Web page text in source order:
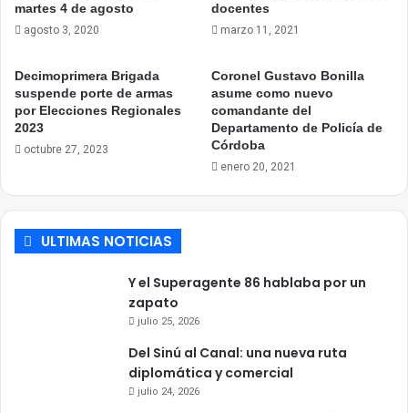
martes 4 de agosto
agosto 3, 2020
docentes
marzo 11, 2021
Decimoprimera Brigada
suspende porte de armas
por Elecciones Regionales
2023
octubre 27, 2023
Coronel Gustavo Bonilla
asume como nuevo
comandante del
Departamento de Policía de
Córdoba
enero 20, 2021
ULTIMAS NOTICIAS
Y el Superagente 86 hablaba por un
zapato
julio 25, 2026
Del Sinú al Canal: una nueva ruta
diplomática y comercial
julio 24, 2026